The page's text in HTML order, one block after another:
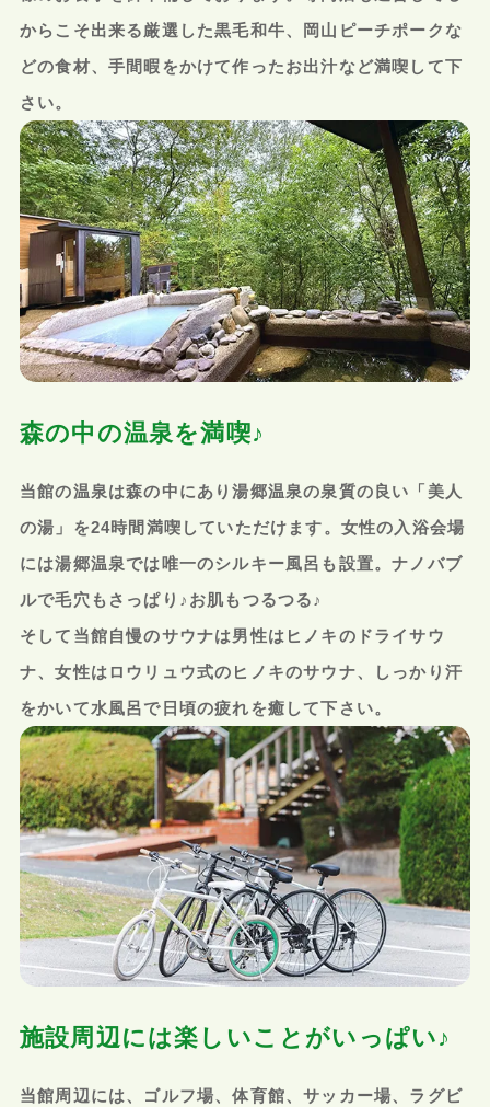
からこそ出来る厳選した黒毛和牛、岡山ピーチポークな
どの食材、手間暇をかけて作ったお出汁など満喫して下
さい。
森の中の温泉を満喫♪
当館の温泉は森の中にあり湯郷温泉の泉質の良い「美人
の湯」を24時間満喫していただけます。女性の入浴会場
には湯郷温泉では唯一のシルキー風呂も設置。ナノバブ
ルで毛穴もさっぱり♪お肌もつるつる♪
そして当館自慢のサウナは男性はヒノキのドライサウ
ナ、女性はロウリュウ式のヒノキのサウナ、しっかり汗
をかいて水風呂で日頃の疲れを癒して下さい。
施設周辺には楽しいことがいっぱい♪
当館周辺には、ゴルフ場、体育館、サッカー場、ラグビ